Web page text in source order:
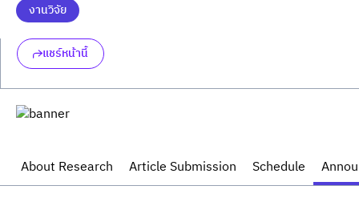
งานวิจัย
แชร์หน้านี้
About Research Article Submission Schedule